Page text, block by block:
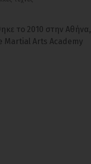
το 2010 στην Αθήνα,
Martial Arts Academy